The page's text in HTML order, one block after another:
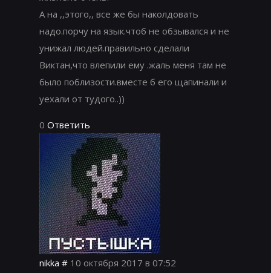
А на ,,этого,, все же бы наколдовать
надо.порчу на язык.чтоб не обзывался и не
унижал людей.правильно сделали
Виктан,что влепили ему .жаль меня там не
было поблизости.вместе б его щапинали и
уехали от тудого..))
0 Ответить
nikka # 10 октября 2017 в 07:52